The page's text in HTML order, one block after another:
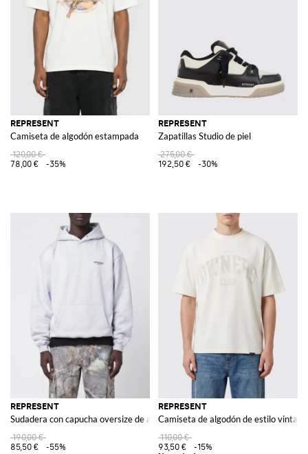
REPRESENT
Camiseta de algodón estampada
120,00 €
78,00 €
-35%
REPRESENT
Zapatillas Studio de piel
275,00 €
192,50 €
-30%
REPRESENT
Sudadera con capucha oversize de algodón con logo
190,00 €
85,50 €
-55%
REPRESENT
Camiseta de algodón de estilo
110,00 €
93,50 €
-15%